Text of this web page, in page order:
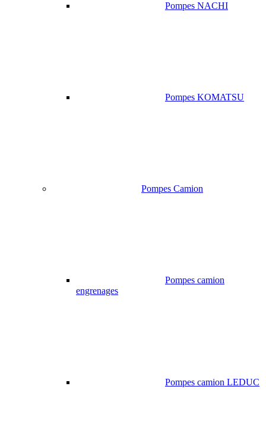
Pompes NACHI
Pompes KOMATSU
Pompes Camion
Pompes camion
engrenages
Pompes camion LEDUC